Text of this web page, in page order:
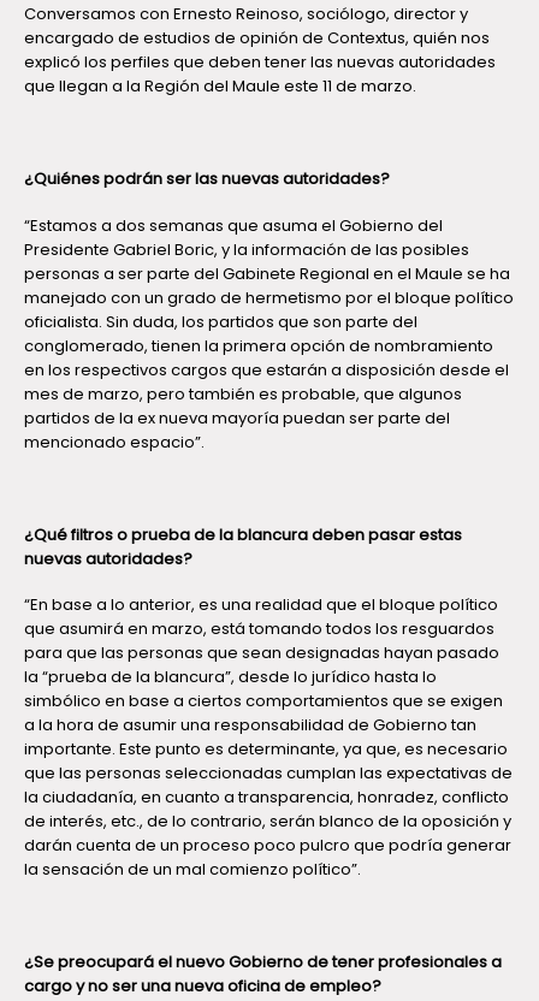
Conversamos con Ernesto Reinoso, sociólogo, director y
encargado de estudios de opinión de Contextus, quién nos
explicó los perfiles que deben tener las nuevas autoridades
que llegan a la Región del Maule este 11 de marzo.
¿Quiénes podrán ser las nuevas autoridades?
“Estamos a dos semanas que asuma el Gobierno del
Presidente Gabriel Boric, y la información de las posibles
personas a ser parte del Gabinete Regional en el Maule se ha
manejado con un grado de hermetismo por el bloque político
oficialista. Sin duda, los partidos que son parte del
conglomerado, tienen la primera opción de nombramiento
en los respectivos cargos que estarán a disposición desde el
mes de marzo, pero también es probable, que algunos
partidos de la ex nueva mayoría puedan ser parte del
mencionado espacio”.
¿Qué filtros o prueba de la blancura deben pasar estas
nuevas autoridades?
“En base a lo anterior, es una realidad que el bloque político
que asumirá en marzo, está tomando todos los resguardos
para que las personas que sean designadas hayan pasado
la “prueba de la blancura”, desde lo jurídico hasta lo
simbólico en base a ciertos comportamientos que se exigen
a la hora de asumir una responsabilidad de Gobierno tan
importante. Este punto es determinante, ya que, es necesario
que las personas seleccionadas cumplan las expectativas de
la ciudadanía, en cuanto a transparencia, honradez, conflicto
de interés, etc., de lo contrario, serán blanco de la oposición y
darán cuenta de un proceso poco pulcro que podría generar
la sensación de un mal comienzo político”.
¿Se preocupará el nuevo Gobierno de tener profesionales a
cargo y no ser una nueva oficina de empleo?